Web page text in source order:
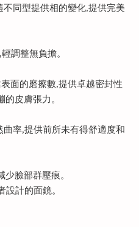
同型提供相的變化,提供完美
調整無負擔。
面的磨擦數,提供卓越密封性
皮膚張力。
率,提供前所未有得舒適度和
臉部群壓痕。
計的面鏡。